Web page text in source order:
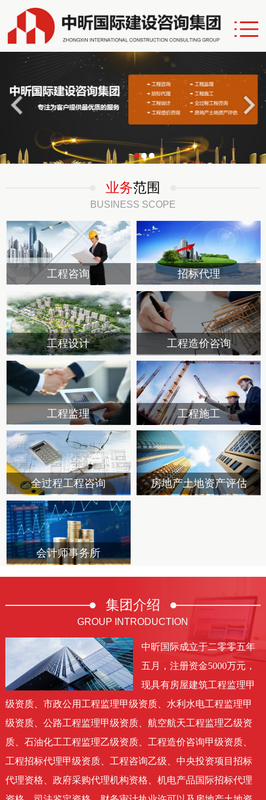
业务范围
BUSINESS SCOPE
工程咨询 招标代理
工程设计 工程造价咨询
工程监理 工程施工
全过程工程咨询 房地产土地资产评估
会计师事务所
集团介绍
GROUP INTRODUCTION
中昕国际成立于二零零五年
五月，注册资金5000万元，
现具有房屋建筑工程监理甲
级资质、市政公用工程监理甲级资质、水利水电工程监理甲
级资质、公路工程监理甲级资质、航空航天工程监理乙级资
质、石油化工工程监理乙级资质、工程造价咨询甲级资质、
工程招标代理甲级资质、工程咨询乙级、中央投资项目招标
代理资格、政府采购代理机构资格、机电产品国际招标代理